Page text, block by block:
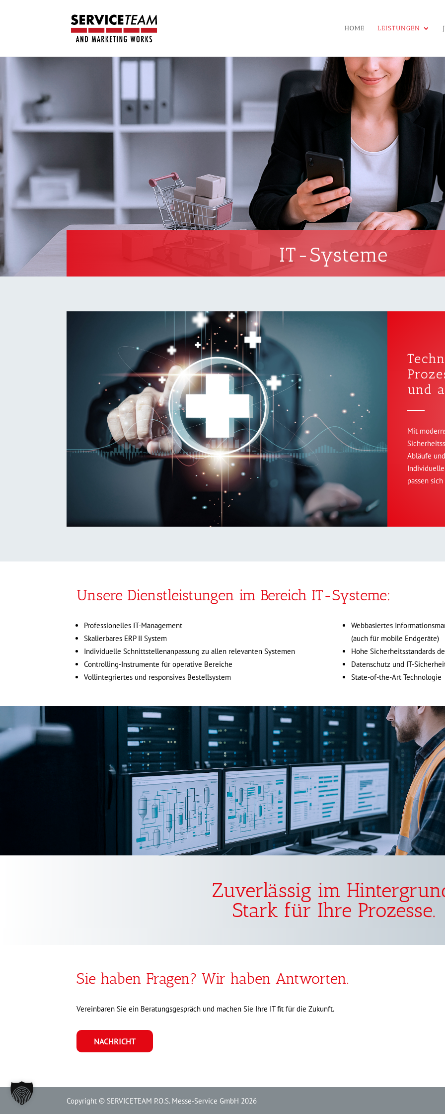
HOME LEISTUNGEN
IT-Systeme
und
Mit
Abläufe
passen
Unsere Dienstleistungen im Bereich IT-Systeme:
Professionelles IT-Management
Skalierbares ERP II System
Individuelle Schnittstellenanpassung zu allen relevanten Systemen
Controlling-Instrumente für operative Bereiche
Vollintegriertes und responsives Bestellsystem
Webbasiertes
(auch für mobile Endgeräte)
Hohe Sicherheitsstandards
Datenschutz und IT-
State-of-the-Art Technologie
Zuverlässig im
Stark für Ihre Prozesse.
Sie haben Fragen? Wir haben Antworten.
Vereinbaren Sie ein Beratungsgespräch und machen Sie Ihre IT fit für die Zukunft.
NACHRICHT
Copyright © SERVICETEAM P.O.S. Messe-Service GmbH 2026